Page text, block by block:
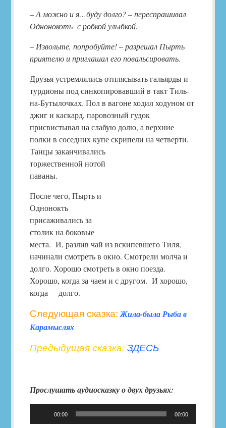
– А можно и я…буду долго? – переспрашивал
Однонокоть с робкой улыбкой.
– Извольте, попробуйте! – разрешал Пырть
приятелю и приглашал его повальсировать.
Друзья устремлялись отплясывать гальярды и
турдионы под синкопировавший в такт Тиль-
на-Бутылочках. Пол в вагоне ходил ходуном от
джиг и каскард, паровозный гудок
присвистывал на слабую долю, а верхние
полки в соседних купе скрипели начетверти.
Танцы заканчивались
торжественной нотой
паваны.
После чего, Пырть и
Однонокть
присаживались за
столик на боковые
места. И, разлив чай из вскипевшего Тиля,
начинали смотреть в окно. Смотрели молча и
долго. Хорошо смотреть в окно поезда.
Хорошо, когда за чаем и с другом. И хорошо,
когда – долго.
Следующая сказка: Жила-была Рыба в
Карамыслях
Предыдущая сказка: ЗДЕСЬ
Прослушать аудиосказку о двух друзьях:
00:00 00:00